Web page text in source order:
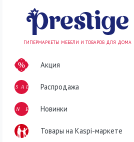
ГИПЕРМАРКЕТЫ МЕБЕЛИ И ТОВАРОВ ДЛЯ ДОМА
Акция
SALE Распродажа
NEWНовинки
Товары на Kaspi-маркете